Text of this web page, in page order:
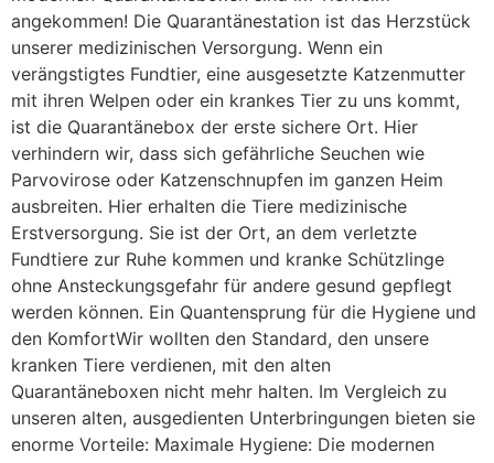
angekommen! Die Quarantänestation ist das Herzstück
unserer medizinischen Versorgung. Wenn ein
verängstigtes Fundtier, eine ausgesetzte Katzenmutter
mit ihren Welpen oder ein krankes Tier zu uns kommt,
ist die Quarantänebox der erste sichere Ort. Hier
verhindern wir, dass sich gefährliche Seuchen wie
Parvovirose oder Katzenschnupfen im ganzen Heim
ausbreiten. Hier erhalten die Tiere medizinische
Erstversorgung. Sie ist der Ort, an dem verletzte
Fundtiere zur Ruhe kommen und kranke Schützlinge
ohne Ansteckungsgefahr für andere gesund gepflegt
werden können. Ein Quantensprung für die Hygiene und
den KomfortWir wollten den Standard, den unsere
kranken Tiere verdienen, mit den alten
Quarantäneboxen nicht mehr halten. Im Vergleich zu
unseren alten, ausgedienten Unterbringungen bieten sie
enorme Vorteile: Maximale Hygiene: Die modernen